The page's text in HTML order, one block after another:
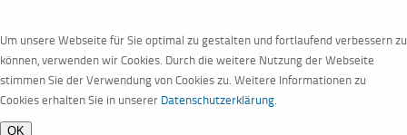
Um unsere Webseite für Sie optimal zu gestalten und fortlaufend verbessern zu
können, verwenden wir Cookies. Durch die weitere Nutzung der Webseite
stimmen Sie der Verwendung von Cookies zu. Weitere Informationen zu
Cookies erhalten Sie in unserer Datenschutzerklärung.